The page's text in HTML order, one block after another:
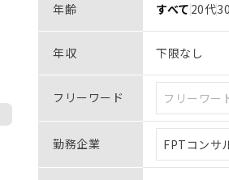
年齢 すべて 20代
年収
フリーワード
勤務企業